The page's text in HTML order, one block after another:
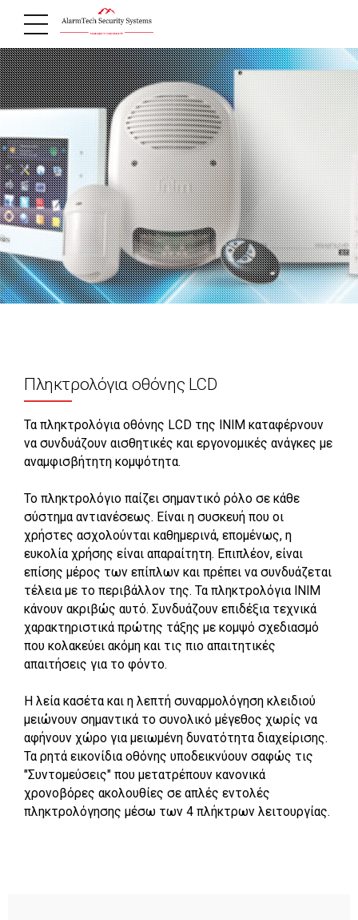
Πληκτρολόγια οθόνης LCD
Τα πληκτρολόγια οθόνης LCD της INIM καταφέρνουν
να συνδυάζουν αισθητικές και εργονομικές ανάγκες με
αναμφισβήτητη κομψότητα.
Το πληκτρολόγιο παίζει σημαντικό ρόλο σε κάθε
σύστημα αντιανέσεως. Είναι η συσκευή που οι
χρήστες ασχολούνται καθημερινά, επομένως, η
ευκολία χρήσης είναι απαραίτητη. Επιπλέον, είναι
επίσης μέρος των επίπλων και πρέπει να συνδυάζεται
τέλεια με το περιβάλλον της. Τα πληκτρολόγια INIM
κάνουν ακριβώς αυτό. Συνδυάζουν επιδέξια τεχνικά
χαρακτηριστικά πρώτης τάξης με κομψό σχεδιασμό
που κολακεύει ακόμη και τις πιο απαιτητικές
απαιτήσεις για το φόντο.
Η λεία κασέτα και η λεπτή συναρμολόγηση κλειδιού
μειώνουν σημαντικά το συνολικό μέγεθος χωρίς να
αφήνουν χώρο για μειωμένη δυνατότητα διαχείρισης.
Τα ρητά εικονίδια οθόνης υποδεικνύουν σαφώς τις
"Συντομεύσεις" που μετατρέπουν κανονικά
χρονοβόρες ακολουθίες σε απλές εντολές
πληκτρολόγησης μέσω των 4 πλήκτρων λειτουργίας.